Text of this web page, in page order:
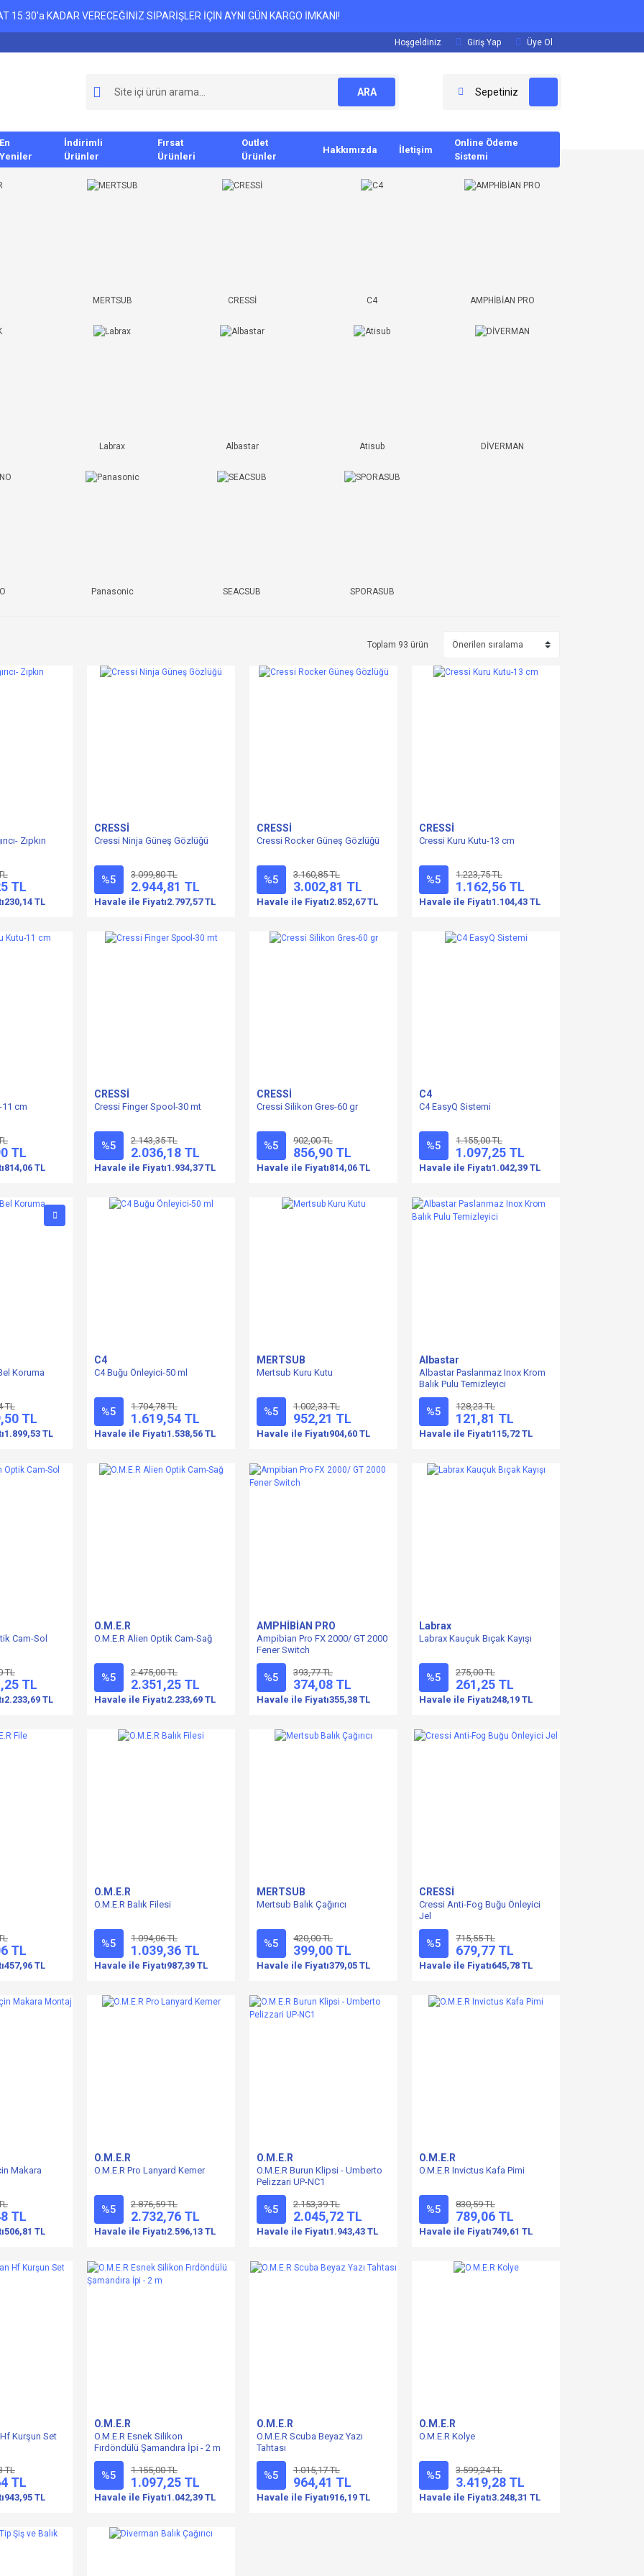
15:30'a KADAR VERECEĞİNİZ SİPARİŞLER İÇİN AYNI GÜN KARGO İMKANI!
Hoşgeldiniz Giriş Yap Üye Ol
ARA Sepetiniz
En
Yeniler
İndirimli
Ürünler
Fırsat
Ürünleri
Outlet
Ürünler
Hakkımızda İletişim
Online Ödeme
Sistemi
MERTSUB CRESSİ C4 AMPHİBİAN PRO
Labrax Albastar Atisub DİVERMAN
Panasonic SEACSUB SPORASUB
Toplam 93 ürün
Zıpkın
TL
230,14 TL
CRESSİ
Cressi Ninja Güneş Gözlüğü
%5 3.099,80 TL
2.944,81 TL
Havale ile Fiyatı2.797,57 TL
CRESSİ
Cressi Rocker Güneş Gözlüğü
%5 3.160,85 TL
3.002,81 TL
Havale ile Fiyatı2.852,67 TL
CRESSİ
Cressi Kuru Kutu-13 cm
%5 1.223,75 TL
1.162,56 TL
Havale ile Fiyatı1.104,43 TL
11 cm
TL
814,06 TL
CRESSİ
Cressi Finger Spool-30 mt
%5 2.143,35 TL
2.036,18 TL
Havale ile Fiyatı1.934,37 TL
CRESSİ
Cressi Silikon Gres-60 gr
%5 902,00 TL
856,90 TL
Havale ile Fiyatı814,06 TL
C4
C4 EasyQ Sistemi
%5 1.155,00 TL
1.097,25 TL
Havale ile Fiyatı1.042,39 TL
Koruma
TL
TL
1.899,53 TL
C4
C4 Buğu Önleyici-50 ml
%5 1.704,78 TL
1.619,54 TL
Havale ile Fiyatı1.538,56 TL
MERTSUB
Mertsub Kuru Kutu
%5 1.002,33 TL
952,21 TL
Havale ile Fiyatı904,60 TL
Albastar
Albastar Paslanmaz Inox Krom
Balık Pulu Temizleyici
%5 128,23 TL
121,81 TL
Havale ile Fiyatı115,72 TL
Cam-Sol
TL
TL
2.233,69 TL
O.M.E.R
O.M.E.R Alien Optik Cam-Sağ
%5 2.475,00 TL
2.351,25 TL
Havale ile Fiyatı2.233,69 TL
AMPHİBİAN PRO
Ampibian Pro FX 2000/ GT 2000
Fener Switch
%5 393,77 TL
374,08 TL
Havale ile Fiyatı355,38 TL
Labrax
Labrax Kauçuk Bıçak Kayışı
%5 275,00 TL
261,25 TL
Havale ile Fiyatı248,19 TL
TL
457,96 TL
O.M.E.R
O.M.E.R Balık Filesi
%5 1.094,06 TL
1.039,36 TL
Havale ile Fiyatı987,39 TL
MERTSUB
Mertsub Balık Çağırıcı
%5 420,00 TL
399,00 TL
Havale ile Fiyatı379,05 TL
CRESSİ
Cressi Anti-Fog Buğu Önleyici
Jel
%5 715,55 TL
679,77 TL
Havale ile Fiyatı645,78 TL
Makara
TL
506,81 TL
O.M.E.R
O.M.E.R Pro Lanyard Kemer
%5 2.876,59 TL
2.732,76 TL
Havale ile Fiyatı2.596,13 TL
O.M.E.R
O.M.E.R Burun Klipsi - Umberto
Pelizzari UP-NC1
%5 2.153,39 TL
2.045,72 TL
Havale ile Fiyatı1.943,43 TL
O.M.E.R
O.M.E.R Invictus Kafa Pimi
%5 830,59 TL
789,06 TL
Havale ile Fiyatı749,61 TL
Kurşun Set
TL
TL
943,95 TL
O.M.E.R
O.M.E.R Esnek Silikon
Fırdöndülü Şamandıra İpi - 2 m
%5 1.155,00 TL
1.097,25 TL
Havale ile Fiyatı1.042,39 TL
O.M.E.R
O.M.E.R Scuba Beyaz Yazı
Tahtası
%5 1.015,17 TL
964,41 TL
Havale ile Fiyatı916,19 TL
O.M.E.R
O.M.E.R Kolye
%5 3.599,24 TL
3.419,28 TL
Havale ile Fiyatı3.248,31 TL